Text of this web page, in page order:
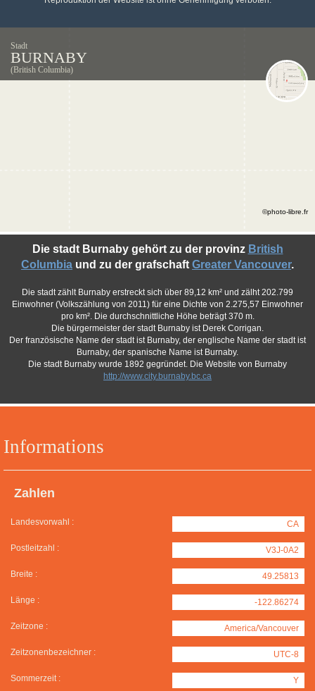
Stadt
BURNABY
(British Columbia)
Informations
Zahlen
Landesvorwahl : CA
Postleitzahl : V3J-0A2
Breite : 49.25813
Länge : -122.86274
Zeitzone : America/Vancouver
Zeitzonenbezeichner : UTC-8
Sommerzeit : Y
Die stadt Burnaby gehört zu der provinz British
Columbia und zu der grafschaft Greater Vancouver.
Die stadt zählt Burnaby erstreckt sich über 89,12 km² und zälht 202.799
Einwohner (Volkszählung von 2011) für eine Dichte von 2.275,57 Einwohner
pro km². Die durchschnittliche Höhe beträgt 370 m.
Die bürgermeister der stadt Burnaby ist Derek Corrigan.
Der französische Name der stadt ist Burnaby, der englische Name der stadt ist
Burnaby, der spanische Name ist Burnaby.
Die stadt Burnaby wurde 1892 gegründet. Die Website von Burnaby
http://www.city.burnaby.bc.ca
©photo-libre.fr